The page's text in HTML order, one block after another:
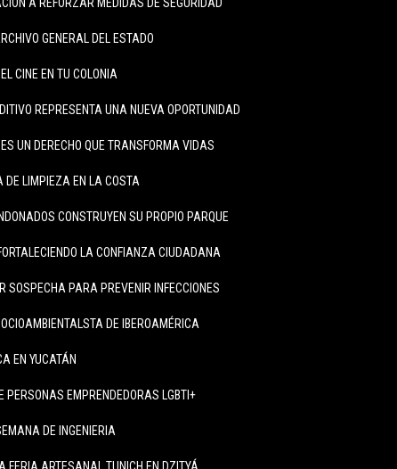
GENERAL DEL ESTADO
CINE EN TU COLONIA
REPRESENTA UNA NUEVA OPORTUNIDAD
UN DERECHO QUE TRANSFORMA VIDAS
DE LIMPIEZA EN LA COSTA
CONSTRUYEN SU PROPIO PARQUE
LA CONFIANZA CIUDADANA
SOSPECHA PARA PREVENIR INFECCIONES
DE IBEROAMÉRICA
EN YUCATÁN
PERSONAS EMPRENDEDORAS LGBTI+
DE INGENIERIA